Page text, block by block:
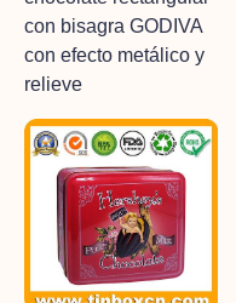
con bisagra GODIVA
con efecto metálico y
relieve